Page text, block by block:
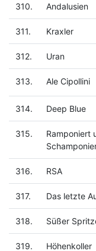
310. Andalusien
311. Kraxler
312. Uran
313. Ale Cipollini
314. Deep Blue
315.
Ramponiert
316. RSA
317. Das letzte
318. Süßer
319. Höhenkoller